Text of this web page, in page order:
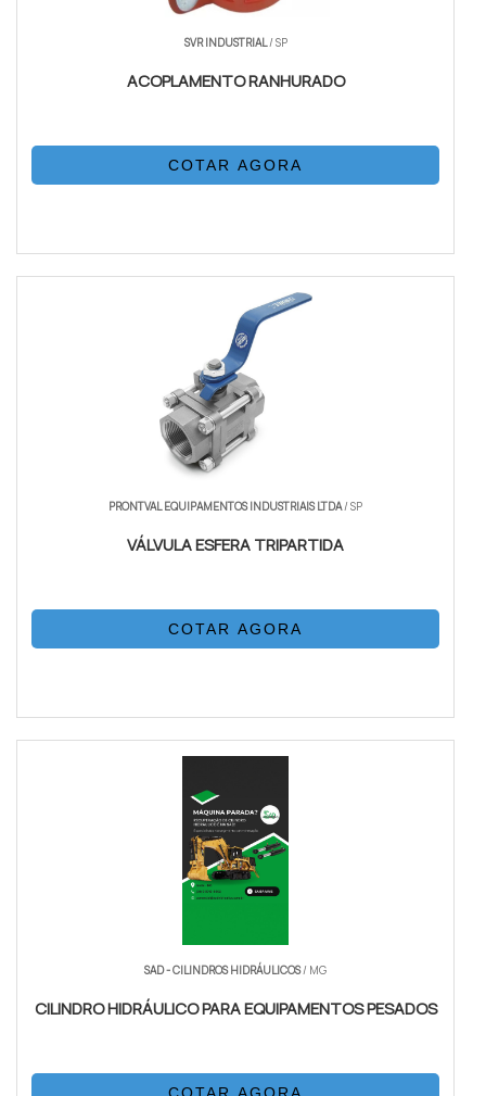
SVR INDUSTRIAL/ SP
ACOPLAMENTO RANHURADO
COTAR AGORA
PRONTVAL EQUIPAMENTOS INDUSTRIAIS LTDA/ SP
VÁLVULA ESFERA TRIPARTIDA
COTAR AGORA
SAD - CILINDROS HIDRÁULICOS/ MG
CILINDRO HIDRÁULICO PARA EQUIPAMENTOS PESADOS